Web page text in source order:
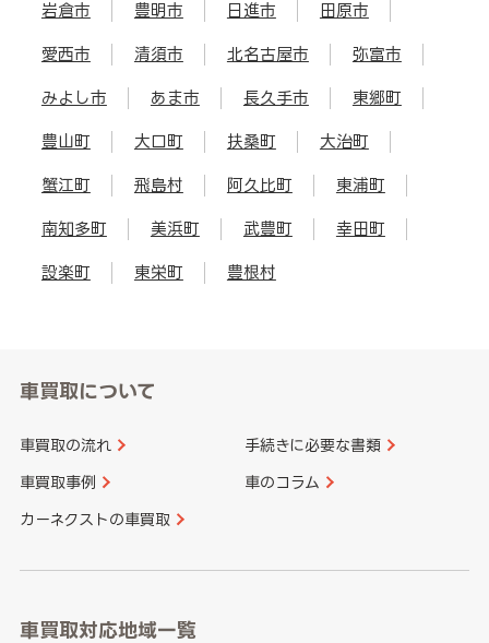
岩倉市 豊明市 日進市 田原市
愛西市 清須市 北名古屋市 弥富市
みよし市 あま市 長久手市 東郷町
豊山町 大口町 扶桑町 大治町
蟹江町 飛島村 阿久比町 東浦町
南知多町 美浜町 武豊町 幸田町
設楽町 東栄町 豊根村
車買取について
車買取の流れ 手続きに必要な書類
車買取事例 車のコラム
カーネクストの車買取
車買取対応地域一覧